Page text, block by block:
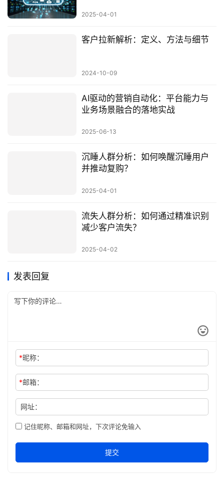
2025-04-01
客户拉新解析：定义、方法与细节
2024-10-09
AI驱动的营销自动化：平台能力与
业务场景融合的落地实战
2025-06-13
沉睡人群分析：如何唤醒沉睡用户
并推动复购？
2025-04-01
流失人群分析：如何通过精准识别
减少客户流失？
2025-04-02
发表回复
*昵称：
*邮箱：
网址：
记住昵称、邮箱和网址，下次评论免输入
提交